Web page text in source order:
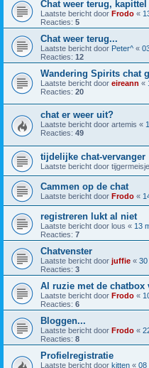
Chat weer terug, kapittel
Laatste bericht door Frodo «
Reacties: 5
Chat weer terug...
Laatste bericht door Peter^ «
Reacties: 12
Wandering Spirits chat
Laatste bericht door eireann «
Reacties: 20
chat er weer uit?
Laatste bericht door artemis «
Reacties: 49
tijdelijke chat-vervanger
Laatste bericht door tijgermeisje
Cammen op de chat
Laatste bericht door Frodo «
registreren lukt al niet
Laatste bericht door lous « 13
Reacties: 7
Chatvenster
Laatste bericht door juffie « 30
Reacties: 3
Al ruzie met de chatbox
Laatste bericht door Frodo «
Reacties: 6
Bloggen...
Laatste bericht door Frodo «
Reacties: 8
Profielregistratie
Laatste bericht door kitten « 08